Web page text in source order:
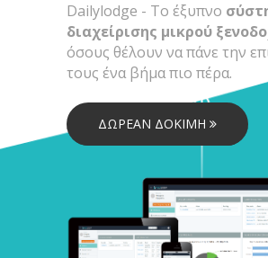
Dailylodge - Tο έξυπνο
διαχείρισης μικρού
όσους θέλουν να πάνε την
τους ένα βήμα πιο πέρα.
ΔΩΡΕΑΝ ΔΟΚΙΜΗ